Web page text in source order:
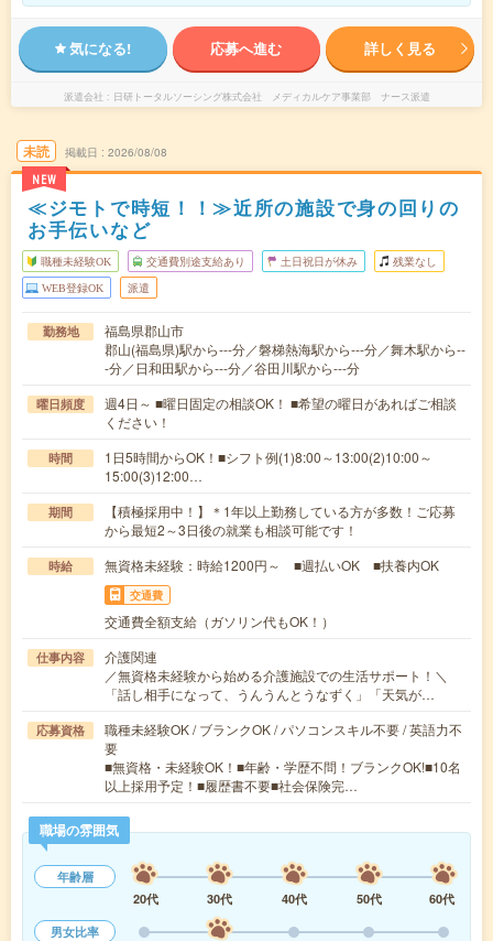
気になる! 応募へ進む 詳しく見る
派遣会社 日研トータルソーシング株式会社 メディカルケア事業部 ナース派遣
未読
NEW
掲載日 2026/08/08
≪ジモトで時短！！≫近所の施設で身の回りの
お手伝いなど
職種未経験OK 交通費別途支給あり 土日祝日が休み 残業なし
WEB登録OK 派遣
勤務地
福島県郡山市
郡山(福島県)駅から---分／磐梯熱海駅から---分／舞木駅から--
-分／日和田駅から---分／谷田川駅から---分
曜日頻度
週4日～ ■曜日固定の相談OK！ ■希望の曜日があればご相談
ください！
時間
1日5時間からOK！■シフト例(1)8:00～13:00(2)10:00～
15:00(3)12:00…
期間
【積極採用中！】＊1年以上勤務している方が多数！ご応募
から最短2～3日後の就業も相談可能です！
時給 無資格未経験：時給1200円～ ■週払いOK ■扶養内OK
交通費
交通費全額支給（ガソリン代もOK！）
仕事内容
介護関連
／無資格未経験から始める介護施設での生活サポート！＼
「話し相手になって、うんうんとうなずく」「天気が…
応募資格
職種未経験OK / ブランクOK / パソコンスキル不要 / 英語力不
要
■無資格・未経験OK！■年齢・学歴不問！ブランクOK!■10名
以上採用予定！■履歴書不要■社会保険完…
職場の雰囲気
年齢層
20代
30代 40代 50代
60代
男女比率